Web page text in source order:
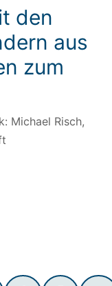
den
aus
zum
Michael Risch,